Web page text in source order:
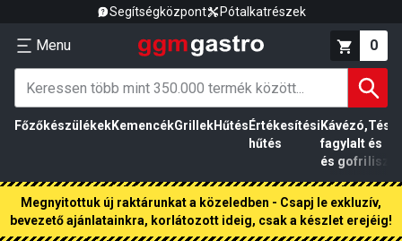
Segítségközpont Pótalkatrészek
Menu 0
FőzőkészülékekKemencékGrillekHűtés Értékesítési
hűtés
Kávézó,
fagylalt
és gofri
és
liszt
Megnyitottuk új raktárunkat a közeledben - Csapj le exkluzív,
bevezető ajánlatainkra, korlátozott ideig, csak a készlet erejéig!